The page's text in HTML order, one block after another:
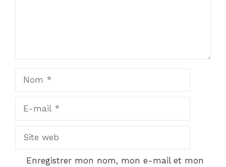
Site
Enregistrer mon nom, mon e-mail et mon